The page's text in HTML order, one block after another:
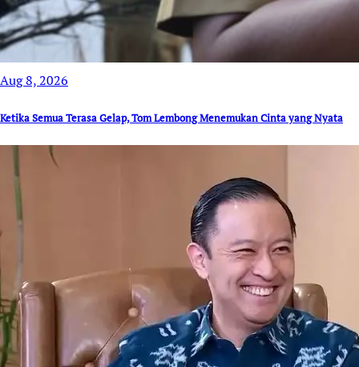
Aug 8, 2026
Ketika Semua Terasa Gelap, Tom Lembong Menemukan Cinta yang Nyata